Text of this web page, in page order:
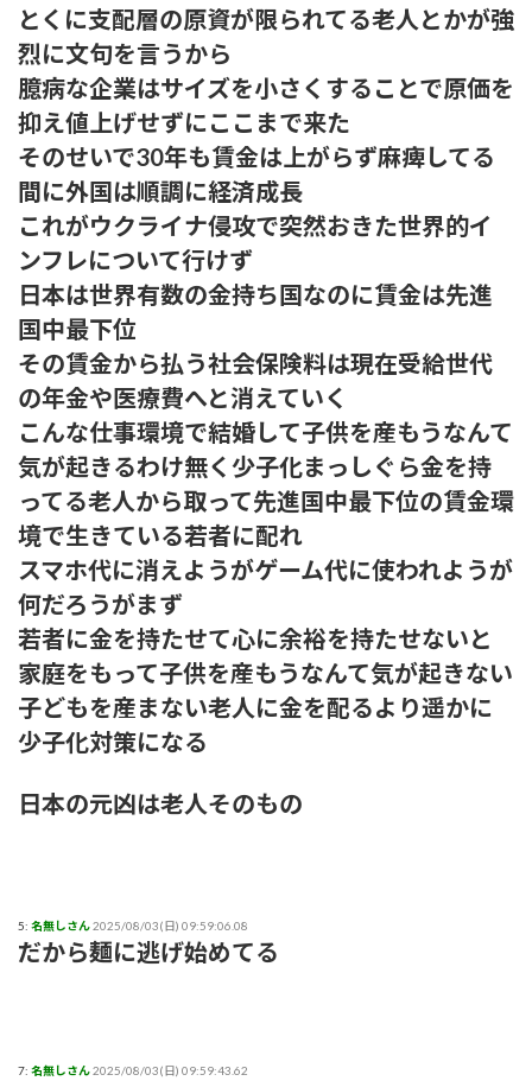
とくに支配層の原資が限られてる老人とかが強
烈に文句を言うから
臆病な企業はサイズを小さくすることで原価を
抑え値上げせずにここまで来た
そのせいで30年も賃金は上がらず麻痺してる
間に外国は順調に経済成長
これがウクライナ侵攻で突然おきた世界的イ
ンフレについて行けず
日本は世界有数の金持ち国なのに賃金は先進
国中最下位
その賃金から払う社会保険料は現在受給世代
の年金や医療費へと消えていく
こんな仕事環境で結婚して子供を産もうなんて
気が起きるわけ無く少子化まっしぐら金を持
ってる老人から取って先進国中最下位の賃金環
境で生きている若者に配れ
スマホ代に消えようがゲーム代に使われようが
何だろうがまず
若者に金を持たせて心に余裕を持たせないと
家庭をもって子供を産もうなんて気が起きない
子どもを産まない老人に金を配るより遥かに
少子化対策になる
日本の元凶は老人そのもの
5: 名無しさん2025/08/03(日) 09:59:06.08
だから麺に逃げ始めてる
7: 名無しさん2025/08/03(日) 09:59:43.62